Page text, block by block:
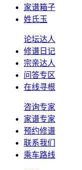
家谱箱子
姓氏玉
论坛达人
修谱日记
宗亲达人
问答专区
在线寻根
咨询专家
家谱专家
预约修谱
联系我们
乘车路线